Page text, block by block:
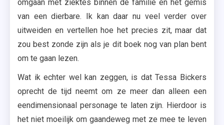
omgaan met ziektes binnen de familie en het gemis
van een dierbare. Ik kan daar nu veel verder over
uitweiden en vertellen hoe het precies zit, maar dat
zou best zonde zijn als je dit boek nog van plan bent
om te gaan lezen.
Wat ik echter wel kan zeggen, is dat Tessa Bickers
oprecht de tijd neemt om ze meer dan alleen een
eendimensionaal personage te laten zijn. Hierdoor is
het niet moeilijk om gaandeweg met ze mee te leven